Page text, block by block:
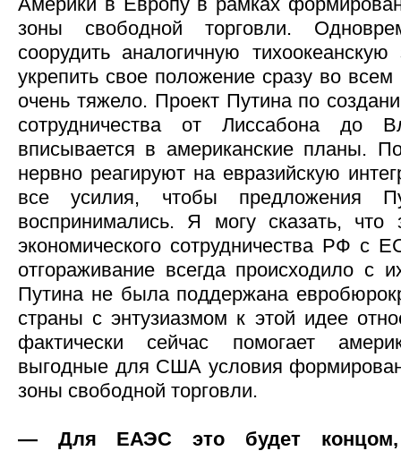
зоны свободной торговли.
соорудить аналогичную
укрепить свое положение сразу во
очень тяжело. Проект Путина по
сотрудничества от Лиссабона до
вписывается в американские планы.
нервно реагируют на евразийскую
все усилия, чтобы предложения
воспринимались. Я могу сказать, что
экономического сотрудничества РФ с
отгораживание всегда происходило с
Путина не была поддержана
страны с энтузиазмом к этой идее
фактически сейчас помогает
выгодные для США условия
зоны свободной торговли.
— Для ЕАЭС это будет концом,